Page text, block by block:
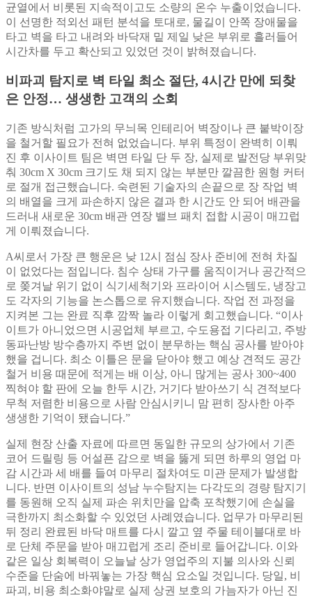
균열에서 비롯된 지속적이고도 소량의 온수 누출이었습니다.
이 선명한 적외선 패턴 분석을 토대로, 물길이 안쪽 장애물을
타고 벽을 타고 내려와 바닥재 밑 제일 낮은 부위로 흘러들어
시간차를 두고 확산되고 있었던 것이 밝혀졌습니다.
비파괴 탐지로 벽 타일 최소 절단, 4시간 만에 되찾
은 안정… 생생한 고객의 소회
기존 방식처럼 고가의 무늬목 인테리어 벽장이나 큰 붙박이장
을 철거할 필요가 전혀 없었습니다. 부위 특정이 완벽히 이뤄
진 후 이사이트 팀은 벽면 타일 단 두 장, 실제로 발전당 부위맞
춰 30cm X 30cm 크기도 채 되지 않는 부분만 깔끔한 원형 커터
로 절개 접근했습니다. 숙련된 기술자의 손끝으로 장 작업 벽
의 배열을 크게 파손하지 않은 결과 한 시간도 안 되어 배관을
드러내 새로운 30cm 배관 연장 밸브 패치 접합 시공이 매끄럽
게 이뤄졌습니다.
A씨로서 가장 큰 행운은 낮 12시 점심 장사 준비에 전혀 차질
이 없었다는 점입니다. 침수 상태 가구를 움직이거나 공간적으
로 쫒겨날 위기 없이 식기세척기와 프라이어 시스템도, 냉장고
도 각자의 기능을 논스톱으로 유지했습니다. 작업 전 과정을
지켜본 그는 완료 직후 깜짝 놀라 이렇게 회고했습니다. “이사
이트가 아니었으면 시공업체 부르고, 수도용접 기다리고, 주방
동파난방 방수층까지 주변 없이 분무하는 핵심 공사를 받아야
했을 겁니다. 최소 이틀은 문을 닫아야 했고 예상 견적도 공간
철거 비용 때문에 적게는 배 이상, 아니 많게는 공사 300~400
찍혀야 할 판에 오늘 한두 시간, 거기다 받아쓰기 식 견적보다
무척 저렴한 비용으로 사람 안심시키니 맘 편히 장사한 아주
생생한 기억이 됐습니다.”
실제 현장 산출 자료에 따르면 동일한 규모의 상가에서 기존
코어 드릴링 등 어설픈 감으로 벽을 뚫게 되면 하루의 영업 마
감 시간과 세 배를 들여 마무리 절차여도 미관 문제가 발생합
니다. 반면 이사이트의 성남 누수탐지는 다각도의 경량 탐지기
를 동원해 오직 실제 파손 위치만을 압축 포착했기에 손실을
극한까지 최소화할 수 있었던 사례였습니다. 업무가 마무리된
뒤 정리 완료된 바닥 매트를 다시 깔고 옆 주물 테이블대로 바
로 단체 주문을 받아 매끄럽게 조리 준비로 들어갑니다. 이와
같은 일상 회복력이 오늘날 상가 영업주의 지불 의사와 신뢰
수준을 단숨에 바꿔놓는 가장 핵심 요소일 것입니다. 당일, 비
파괴, 비용 최소화야말로 실제 상권 보호의 가늠자가 아닌 진